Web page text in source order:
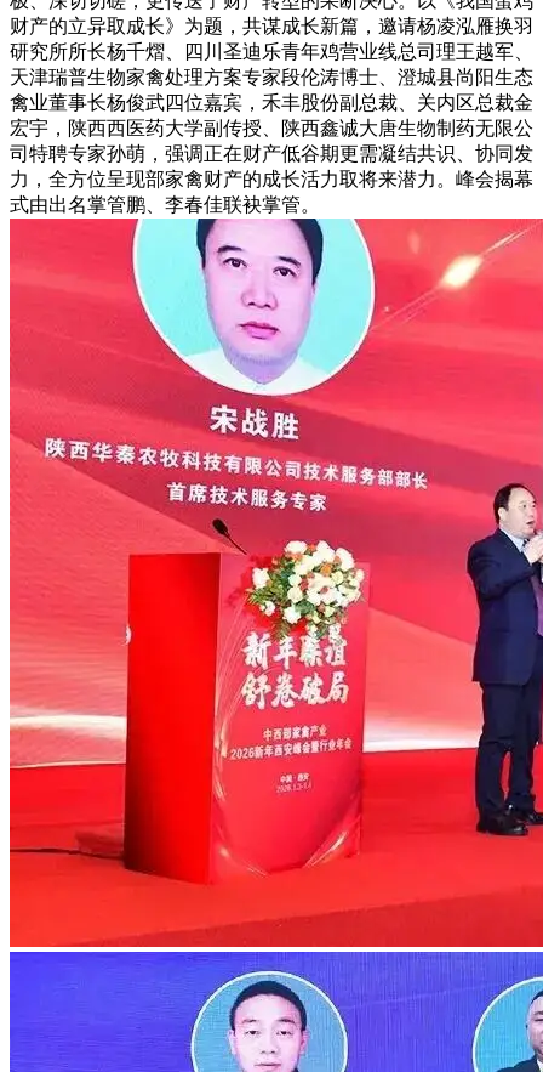
财产的立异取成长》为题，共谋成长新篇，邀请杨凌泓雁换羽
研究所所长杨千熠、四川圣迪乐青年鸡营业线总司理王越军、
天津瑞普生物家禽处理方案专家段伦涛博士、澄城县尚阳生态
禽业董事长杨俊武四位嘉宾，禾丰股份副总裁、关内区总裁金
宏宇，陕西西医药大学副传授、陕西鑫诚大唐生物制药无限公
司特聘专家孙萌，强调正在财产低谷期更需凝结共识、协同发
力，全方位呈现部家禽财产的成长活力取将来潜力。峰会揭幕
式由出名掌管鹏、李春佳联袂掌管。